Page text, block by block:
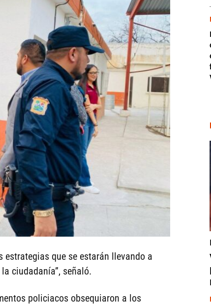
estrategias que se estarán llevando a
ciudadanía”, señaló.
policiacos obsequiaron a los